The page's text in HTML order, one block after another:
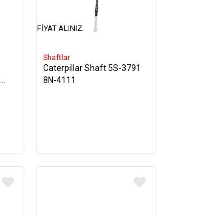
Shaftlar
Caterpillar Shaft 5S-3791
8N-4111
FIYAT ALINIZ.